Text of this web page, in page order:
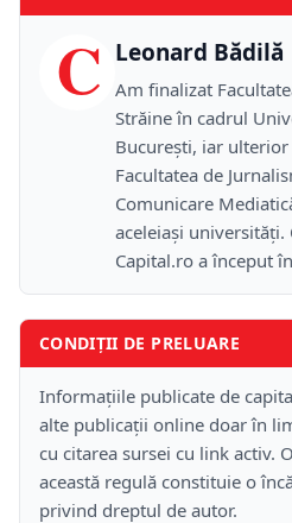
C Leonard Bădilă
Am finalizat
Străine în cadrul
București, iar
Facultatea de
Comunicare
aceleiași universități.
Capital.ro a început
CONDIȚII DE PRELUARE
Informațiile publicate de
alte publicații online doar în
cu citarea sursei cu link activ.
această regulă constituie o
privind dreptul de autor.